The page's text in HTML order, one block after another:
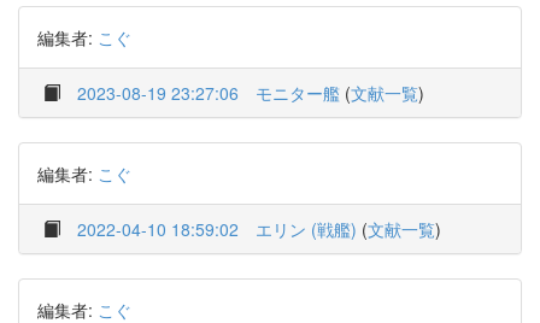
編集者: こぐ
2023-08-19 23:27:06 モニター艦 (文献一覧)
編集者: こぐ
2022-04-10 18:59:02 エリン (戦艦) (文献一覧)
編集者: こぐ